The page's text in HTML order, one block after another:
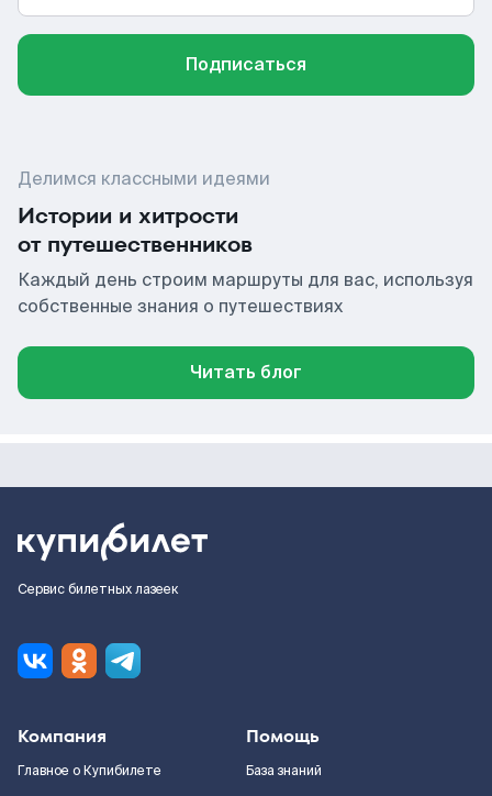
Подписаться
Делимся классными идеями
Истории и хитрости
от путешественников
Каждый день строим маршруты для вас, используя
собственные знания о путешествиях
Читать блог
Сервис билетных лазеек
Компания
Главное о Купибилете
Помощь
База знаний